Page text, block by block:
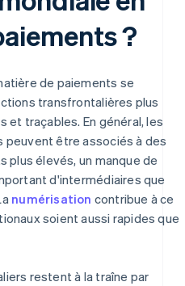
?
de paiements se
transfrontalières plus
et traçables. En général, les
être associés à des
plus élevés, un manque de
d'intermédiaires que
numérisation contribue à ce
soient aussi rapides que
restent à la traîne par